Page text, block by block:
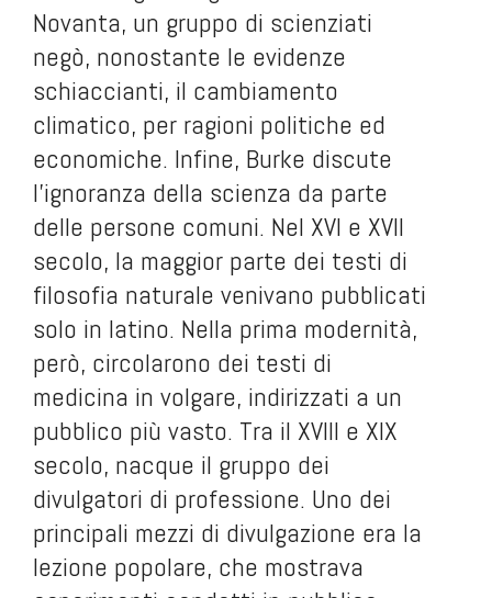
Novanta, un gruppo di scienziati
negò, nonostante le evidenze
schiaccianti, il cambiamento
climatico, per ragioni politiche ed
economiche. Infine, Burke discute
l’ignoranza della scienza da parte
delle persone comuni. Nel XVI e XVII
secolo, la maggior parte dei testi di
filosofia naturale venivano pubblicati
solo in latino. Nella prima modernità,
però, circolarono dei testi di
medicina in volgare, indirizzati a un
pubblico più vasto. Tra il XVIII e XIX
secolo, nacque il gruppo dei
divulgatori di professione. Uno dei
principali mezzi di divulgazione era la
lezione popolare, che mostrava